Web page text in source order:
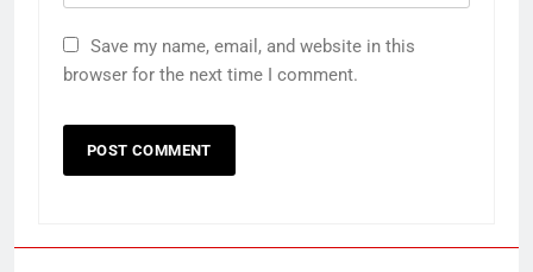
Save my name, email, and website in this
browser for the next time I comment.
टर्बुलेंस का शिकार हुई Air India Flight
का पायलट डोप टेस्ट में फेल, जांच में जुटा
6